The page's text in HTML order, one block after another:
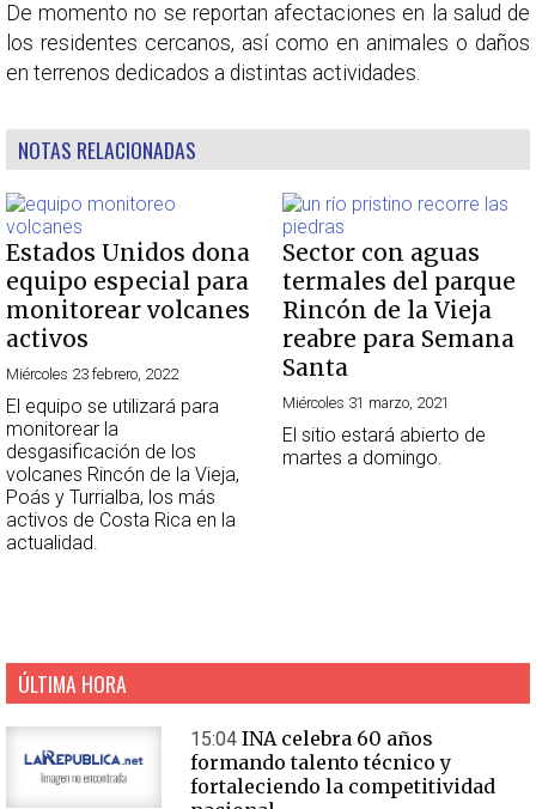
De momento no se reportan afectaciones en la salud de
los residentes cercanos, así como en animales o daños
en terrenos dedicados a distintas actividades.
NOTAS RELACIONADAS
Estados Unidos dona
equipo especial para
monitorear volcanes
activos
Miércoles 23 febrero, 2022
El equipo se utilizará para
monitorear la
desgasificación de los
volcanes Rincón de la Vieja,
Poás y Turrialba, los más
activos de Costa Rica en la
actualidad.
Sector con aguas
termales del parque
Rincón de la Vieja
reabre para Semana
Santa
Miércoles 31 marzo, 2021
El sitio estará abierto de
martes a domingo.
ÚLTIMA HORA
15:04 INA celebra 60 años
formando talento técnico y
fortaleciendo la competitividad